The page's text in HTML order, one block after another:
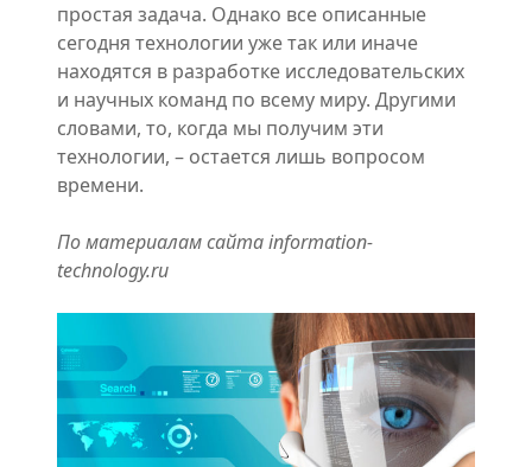
простая задача. Однако все описанные
сегодня технологии уже так или иначе
находятся в разработке исследовательских
и научных команд по всему миру. Другими
словами, то, когда мы получим эти
технологии, – остается лишь вопросом
времени.
По материалам сайта information-
technology.ru